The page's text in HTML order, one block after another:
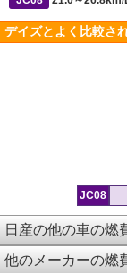
デイズとよく比較さ
JC08
日産の他の車の燃
他のメーカーの燃